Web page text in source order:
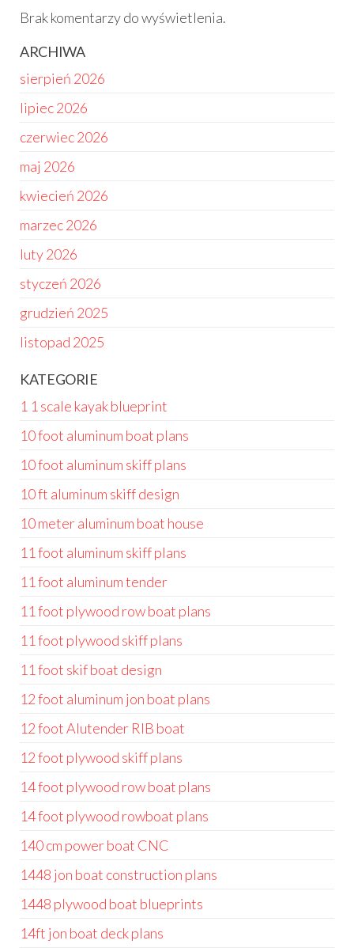
Brak komentarzy do wyświetlenia.
ARCHIWA
sierpień 2026
lipiec 2026
czerwiec 2026
maj 2026
kwiecień 2026
marzec 2026
luty 2026
styczeń 2026
grudzień 2025
listopad 2025
KATEGORIE
1 1 scale kayak blueprint
10 foot aluminum boat plans
10 foot aluminum skiff plans
10 ft aluminum skiff design
10 meter aluminum boat house
11 foot aluminum skiff plans
11 foot aluminum tender
11 foot plywood row boat plans
11 foot plywood skiff plans
11 foot skif boat design
12 foot aluminum jon boat plans
12 foot Alutender RIB boat
12 foot plywood skiff plans
14 foot plywood row boat plans
14 foot plywood rowboat plans
140 cm power boat CNC
1448 jon boat construction plans
1448 plywood boat blueprints
14ft jon boat deck plans